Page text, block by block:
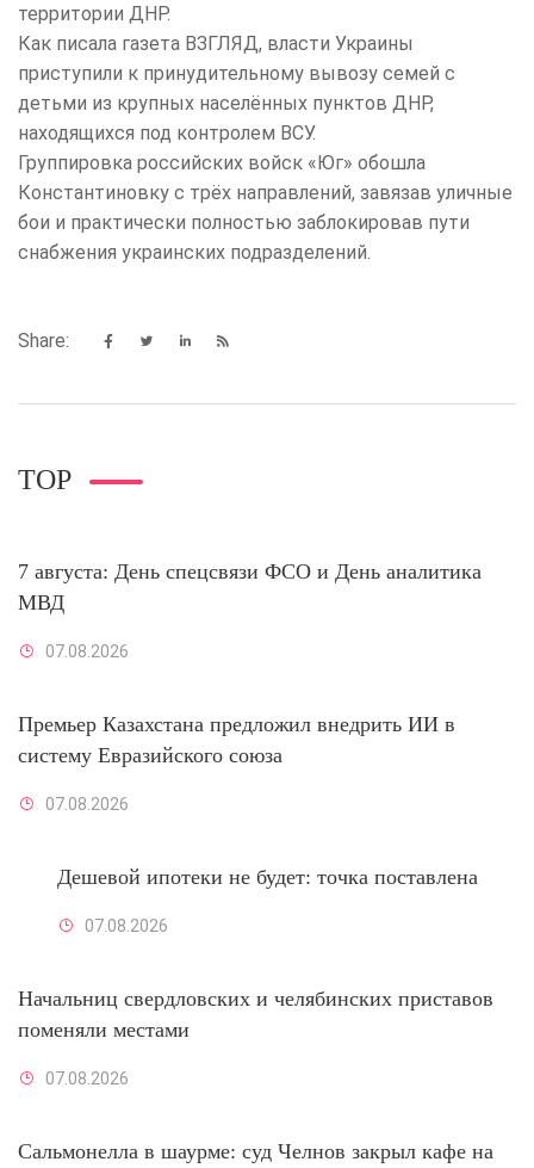
территории ДНР.
Как писала газета ВЗГЛЯД, власти Украины
приступили к принудительному вывозу семей с
детьми из крупных населённых пунктов ДНР,
находящихся под контролем ВСУ.
Группировка российских войск «Юг» обошла
Константиновку с трёх направлений, завязав уличные
бои и практически полностью заблокировав пути
снабжения украинских подразделений.
Share:
TOP
7 августа: День спецсвязи ФСО и День аналитика
МВД
07.08.2026
Премьер Казахстана предложил внедрить ИИ в
систему Евразийского союза
07.08.2026
Дешевой ипотеки не будет: точка поставлена
07.08.2026
Начальниц свердловских и челябинских приставов
поменяли местами
07.08.2026
Сальмонелла в шаурме: суд Челнов закрыл кафе на